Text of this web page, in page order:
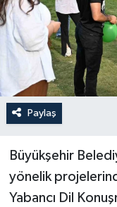
Paylaş
Büyükşehir
yönelik
Yabancı Dil
Resmi İlan
Sağlık
Spor
Sürmanşet
Teknoloji
Yaşam